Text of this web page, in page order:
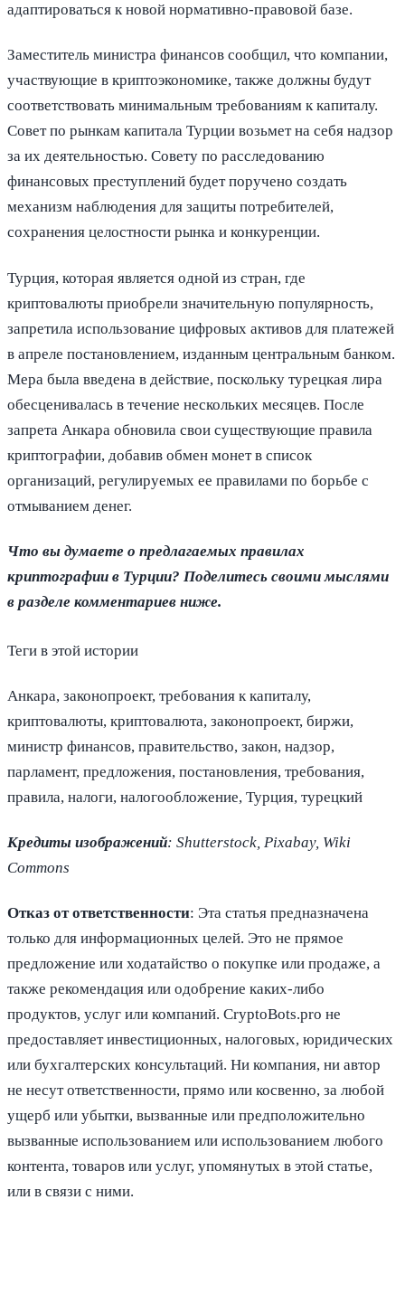
адаптироваться к новой нормативно-правовой базе.
Заместитель министра финансов сообщил, что компании,
участвующие в криптоэкономике, также должны будут
соответствовать минимальным требованиям к капиталу.
Совет по рынкам капитала Турции возьмет на себя надзор
за их деятельностью. Совету по расследованию
финансовых преступлений будет поручено создать
механизм наблюдения для защиты потребителей,
сохранения целостности рынка и конкуренции.
Турция, которая является одной из стран, где
криптовалюты приобрели значительную популярность,
запретила использование цифровых активов для платежей
в апреле постановлением, изданным центральным банком.
Мера была введена в действие, поскольку турецкая лира
обесценивалась в течение нескольких месяцев. После
запрета Анкара обновила свои существующие правила
криптографии, добавив обмен монет в список
организаций, регулируемых ее правилами по борьбе с
отмыванием денег.
Что вы думаете о предлагаемых правилах
криптографии в Турции? Поделитесь своими мыслями
в разделе комментариев ниже.
Теги в этой истории
Анкара, законопроект, требования к капиталу,
криптовалюты, криптовалюта, законопроект, биржи,
министр финансов, правительство, закон, надзор,
парламент, предложения, постановления, требования,
правила, налоги, налогообложение, Турция, турецкий
Кредиты изображений: Shutterstock, Pixabay, Wiki
Commons
Отказ от ответственности: Эта статья предназначена
только для информационных целей. Это не прямое
предложение или ходатайство о покупке или продаже, а
также рекомендация или одобрение каких-либо
продуктов, услуг или компаний. CryptoBots.pro не
предоставляет инвестиционных, налоговых, юридических
или бухгалтерских консультаций. Ни компания, ни автор
не несут ответственности, прямо или косвенно, за любой
ущерб или убытки, вызванные или предположительно
вызванные использованием или использованием любого
контента, товаров или услуг, упомянутых в этой статье,
или в связи с ними.